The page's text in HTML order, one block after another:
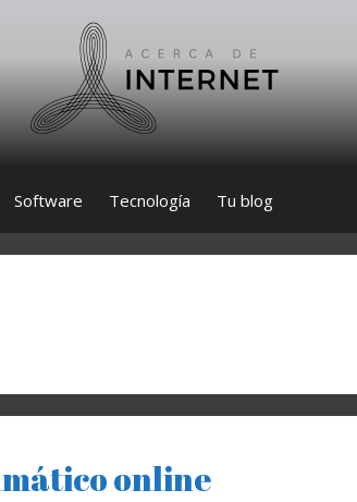
Software Tecnología Tu blog
online